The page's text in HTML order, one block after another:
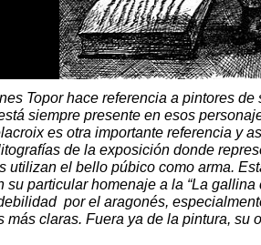
Toporhace referencia a pintores de
siempre presente en esos
es otra importante referencia y
de la exposición donde
utilizan el bello púbico como arma.
su particular homenaje a la “La gallina
por el aragonés,
más claras. Fuera ya de la pintura, su